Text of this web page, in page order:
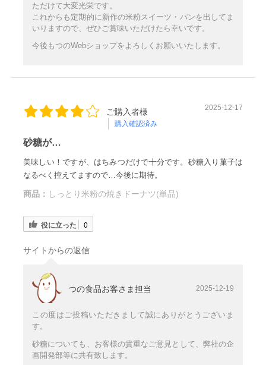
ただけて大変光栄です。
これからも定期的に新作の米粉スイーツ・パンを出してま
いりますので、ぜひご賞味いただけたら幸いです。
今後もつのWebショップをよろしくお願いいたします。
ご購入者様
購入確認済み
2025-12-17
砂糖が…
美味しい！ですが、はちみつだけで十分です。砂糖入り菓子は
なるべく控えてますので…今後に期待。
商品： しっとり米粉の焼きドーナツ(単品)
役に立った 0
サイトからの返信
つの食品お客さま担当 2025-12-19
この度はご投稿いただきまして誠にありがとうございま
す。
砂糖についても、お客様の貴重なご意見として、弊社の企
画開発部等に共有致します。